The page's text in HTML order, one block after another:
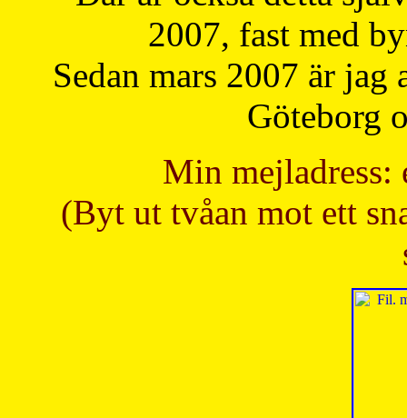
2007, fast med
Sedan mars 2007 är
Göteborg
Min mejladress:
(Byt ut tvåan mot ett